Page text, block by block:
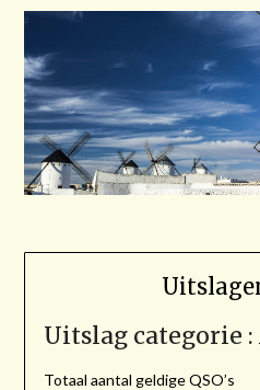
Uitslag categorie
Totaal aantal geldige QSO’s